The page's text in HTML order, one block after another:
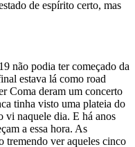
de espírito certo, mas
não podia ter começado da
estava lá como road
Coma deram um concerto
tinha visto uma plateia do
vi naquele dia. E há anos
a essa hora. As
ver aqueles cinco